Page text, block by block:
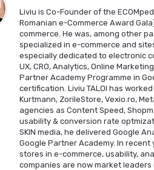
Liviu is Co-Founder of the
Romanian e-Commerce Award
commerce. He was, among other
specialized in e-commerce and
especially dedicated to electronic
UX, CRO, Analytics, Online
Partner Academy Programme in
certification. Liviu TALOI has worked
Kurtmann, ZorileStore, Vexio.ro,
agencies as Content Speed,
usability & conversion rate
SKIN media, he delivered Google
Google Partner Academy. In
stores in e-commerce, usability,
companies are now market leaders